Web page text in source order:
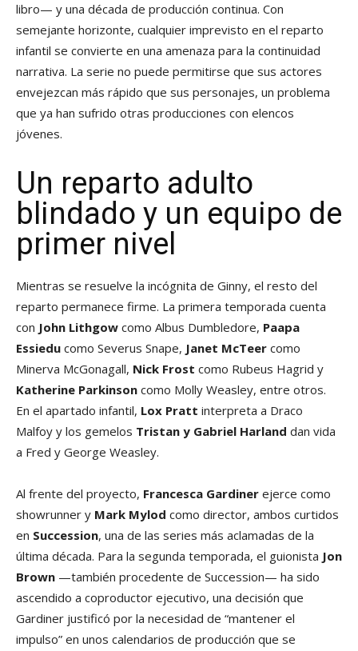
libro— y una década de producción continua. Con
semejante horizonte, cualquier imprevisto en el reparto
infantil se convierte en una amenaza para la continuidad
narrativa. La serie no puede permitirse que sus actores
envejezcan más rápido que sus personajes, un problema
que ya han sufrido otras producciones con elencos
jóvenes.
Un reparto adulto
blindado y un equipo de
primer nivel
Mientras se resuelve la incógnita de Ginny, el resto del
reparto permanece firme. La primera temporada cuenta
con John Lithgow como Albus Dumbledore, Paapa
Essiedu como Severus Snape, Janet McTeer como
Minerva McGonagall, Nick Frost como Rubeus Hagrid y
Katherine Parkinson como Molly Weasley, entre otros.
En el apartado infantil, Lox Pratt interpreta a Draco
Malfoy y los gemelos Tristan y Gabriel Harland dan vida
a Fred y George Weasley.
Al frente del proyecto, Francesca Gardiner ejerce como
showrunner y Mark Mylod como director, ambos curtidos
en Succession, una de las series más aclamadas de la
última década. Para la segunda temporada, el guionista Jon
Brown —también procedente de Succession— ha sido
ascendido a coproductor ejecutivo, una decisión que
Gardiner justificó por la necesidad de “mantener el
impulso” en unos calendarios de producción que se